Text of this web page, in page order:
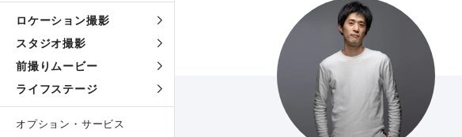
ロケーション撮影
スタジオ撮影
前撮りムービー
ライフステージ
オプション・サービス